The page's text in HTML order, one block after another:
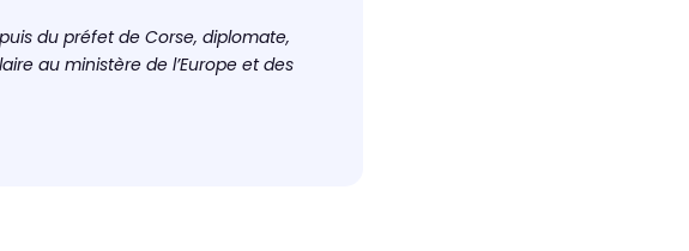
du préfet de Corse, diplomate,
au ministère de l’Europe et des